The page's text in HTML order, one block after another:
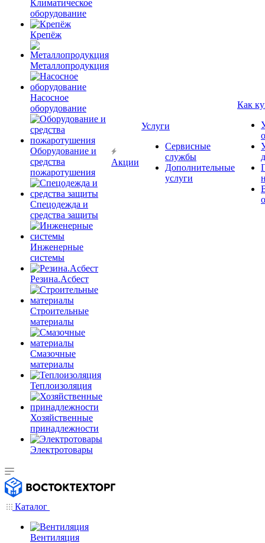
Климатическое
оборудование
Крепёж
Металлопродукция
Насосное
оборудование
Оборудование и
средства
пожаротушения
Спецодежда и
средства защиты
Инженерные
системы
Резина.Асбест
Строительные
материалы
Смазочные
материалы
Теплоизоляция
Хозяйственные
принадлежности
Электротовары
Акции
Услуги
Сервисные
службы
Дополнительные
услуги
Как
Каталог
Вентиляция